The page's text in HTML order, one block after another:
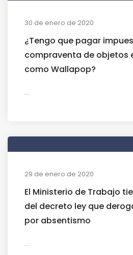
30 de enero de 2020
¿Tengo que pagar
compraventa de objetos
como Wallapop?
...
29 de enero de 2020
El Ministerio de Trabajo
del decreto ley que
por absentismo
...